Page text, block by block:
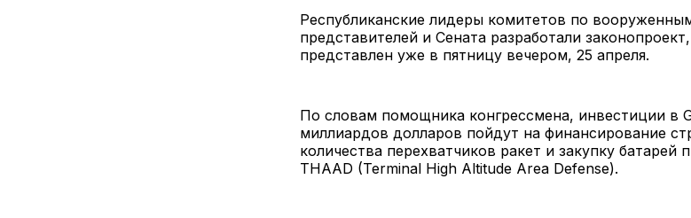
Республиканские лидеры комитетов по
представителей и Сената разработали
представлен уже в пятницу вечером, 25 апреля.
По словам помощника конгрессмена, инвестиции в
миллиардов долларов пойдут на финансирование
количества перехватчиков ракет и закупку
THAAD (Terminal High Altitude Area Defense).